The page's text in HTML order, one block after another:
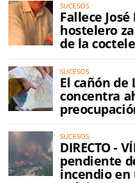
SUCESOS
Fallece
hostelero
de la
SUCESOS
El cañón de
concentra
SUCESOS
DIRECTO -
pendiente
incendio en